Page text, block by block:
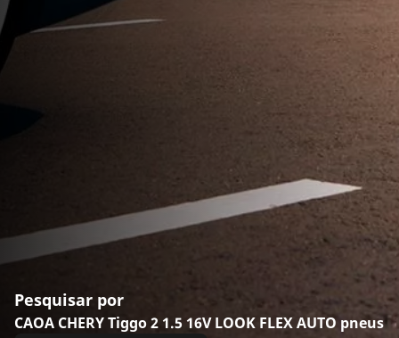
Pesquisar por
CAOA CHERY Tiggo 2 1.5 16V LOOK FLEX AUTO pneus